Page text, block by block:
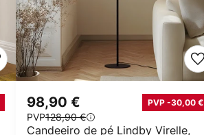
Candeeiro de pé Lindby Virelle,
98,90 € PVP -30,00 €
PVP128,90 €